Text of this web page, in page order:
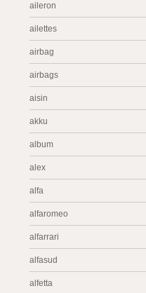
aileron
ailettes
airbag
airbags
aisin
akku
album
alex
alfa
alfaromeo
alfarrari
alfasud
alfetta